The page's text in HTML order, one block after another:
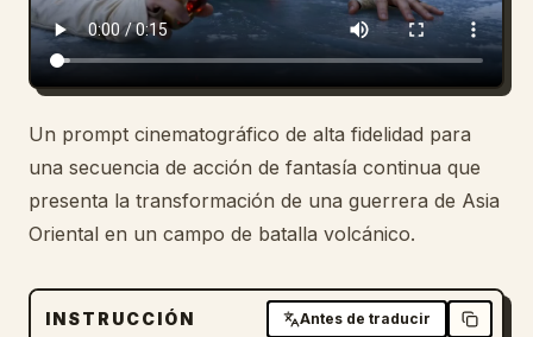
Descargar
Blog
Actualizaciones
Un prompt cinematográfico de alta fidelidad para
una secuencia de acción de fantasía continua que
presenta la transformación de una guerrera de Asia
Oriental en un campo de batalla volcánico.
INSTRUCCIÓN Antes de traducir